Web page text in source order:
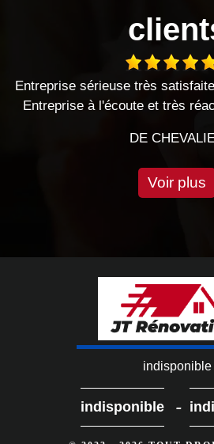
des travaux réalisés
réactive je recommande
Voir plus
indisponible
indisponible -